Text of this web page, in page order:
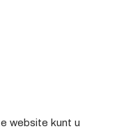
website kunt u